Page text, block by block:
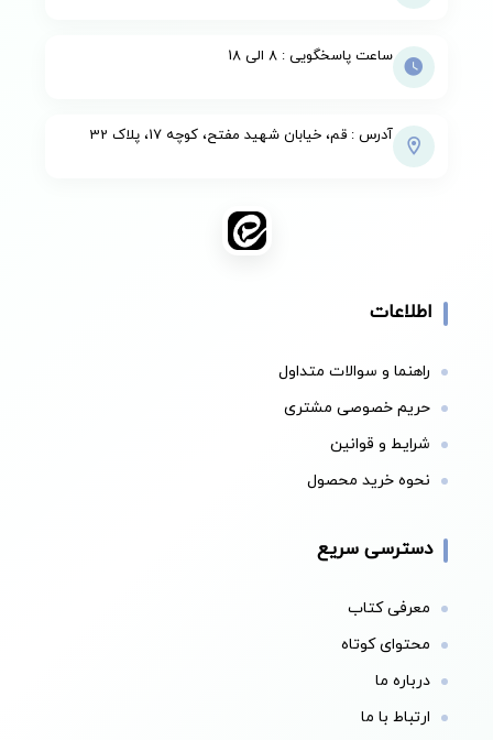
ساعت پاسخگویی : 8 الی 18
آدرس : قم، خیابان شهید مفتح، کوچه 17، پلاک 32
اطلاعات
راهنما و سوالات متداول
حریم خصوصی مشتری
شرایط و قوانین
نحوه خرید محصول
دسترسی سریع
معرفی کتاب
محتوای کوتاه
درباره ما
ارتباط با ما